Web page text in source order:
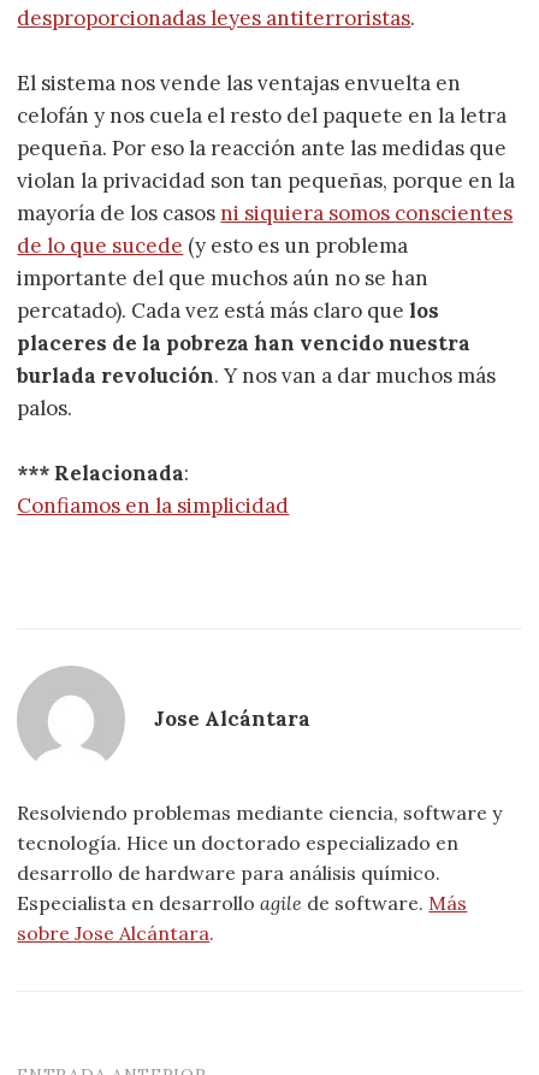
desproporcionadas leyes antiterroristas.
El sistema nos vende las ventajas envuelta en
celofán y nos cuela el resto del paquete en la letra
pequeña. Por eso la reacción ante las medidas que
violan la privacidad son tan pequeñas, porque en la
mayoría de los casosni siquiera somos conscientes
de lo que sucede (y esto es un problema
importante del que muchos aún no se han
percatado). Cada vez está más claro que los
placeres de la pobreza han vencido nuestra
burlada revolución. Y nos van a dar muchos más
palos.
*** Relacionada:
Confiamos en la simplicidad
Jose Alcántara
Resolviendo problemas mediante ciencia, software y
tecnología. Hice un doctorado especializado en
desarrollo de hardware para análisis químico.
Especialista en desarrolloagile de software. Más
sobre Jose Alcántara.